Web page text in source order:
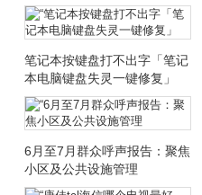
笔记本按键盘打不出字「笔记
本电脑键盘失灵一键修复」
6月至7月群众呼声报告：聚焦
小区及公共设施管理